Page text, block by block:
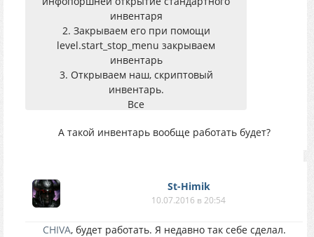
инвентаря
2. Закрываем его при помощи
level.start_stop_menu закрываем
инвентарь
3. Открываем наш, скриптовый
инвентарь.
Все
А такой инвентарь вообще работать будет?
St-Himik
10.07.2016 в 20:54
CHIVA, будет работать. Я недавно так себе сделал.